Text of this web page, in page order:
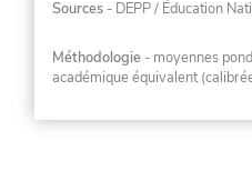
Sources - DEPP / Éducation
Méthodologie - moyennes
académique équivalent